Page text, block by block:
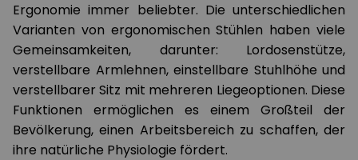
Ergonomie immer beliebter. Die unterschiedlichen
Varianten von ergonomischen Stühlen haben viele
Gemeinsamkeiten, darunter: Lordosenstütze,
verstellbare Armlehnen, einstellbare Stuhlhöhe und
verstellbarer Sitz mit mehreren Liegeoptionen. Diese
Funktionen ermöglichen es einem Großteil der
Bevölkerung, einen Arbeitsbereich zu schaffen, der
ihre natürliche Physiologie fördert.